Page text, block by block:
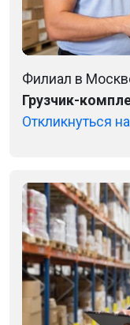
Филиал в
Грузчик-
Откликнуться